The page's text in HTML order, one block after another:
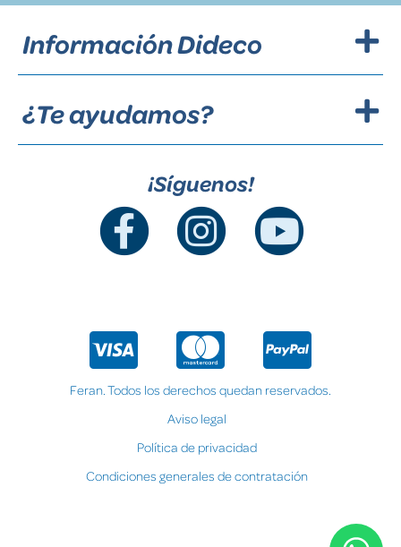
Información Dideco
¿Te ayudamos?
¡Síguenos!
Feran. Todos los derechos quedan reservados.
Aviso legal
Política de privacidad
Condiciones generales de contratación